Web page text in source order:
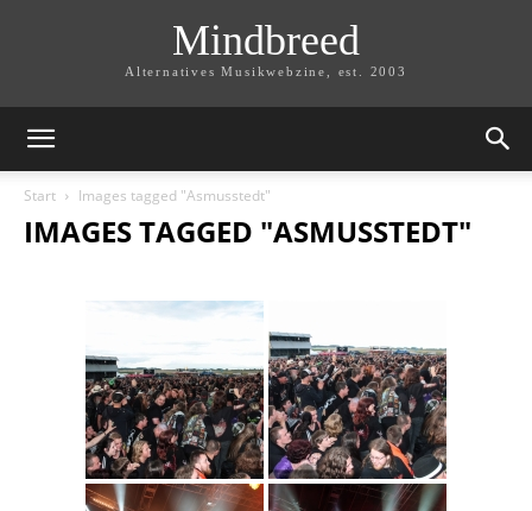
Mindbreed
Alternatives Musikwebzine, est. 2003
Start Images tagged "Asmusstedt"
IMAGES TAGGED "ASMUSSTEDT"